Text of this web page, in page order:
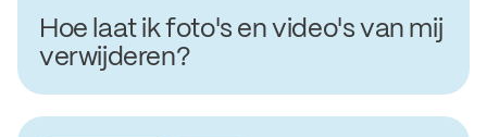
Hoe laat ik foto's en video's van mij
verwijderen?